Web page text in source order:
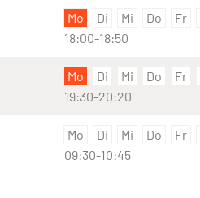
Mo Di Mi Do Fr
18:00-18:50
Mo Di Mi Do Fr
19:30-20:20
Mo Di Mi Do Fr
09:30-10:45